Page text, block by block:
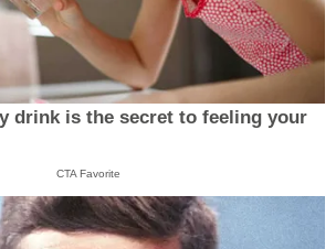
drink is the secret to feeling your
CTA Favorite